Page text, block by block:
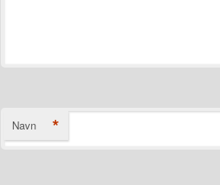
Navn *